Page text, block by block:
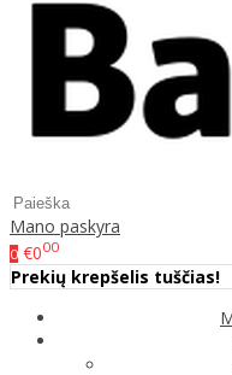
Mano paskyra
0 €000
Prekių krepšelis tuščias!